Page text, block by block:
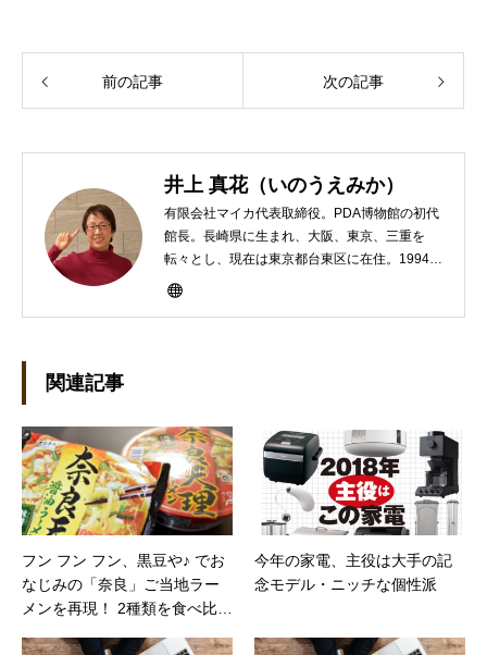
前の記事 次の記事
井上 真花（いのうえみか）
有限会社マイカ代表取締役。PDA博物館の初代
館長。長崎県に生まれ、大阪、東京、三重を
転々とし、現在は東京都台東区に在住。1994年
にHP100LXと出会ったのをきかっけに、フリ
制作。プライベートでは、井上円了哲学塾の第
一期修了生として「哲学カフェ＠神保町」の世
話人、2020年以降は「なごテツ」のオンライン
カフェの世話人を務める。趣味は考えること。
関連記事
フン フン フン、黒豆や♪ でお
なじみの「奈良」ご当地ラー
メンを再現！ 2種類を食べ比べ
今年の家電、主役は大手の記
念モデル・ニッチな個性派